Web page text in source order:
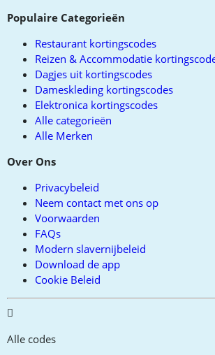
Populaire Categorieën
Restaurant kortingscodes
Reizen & Accommodatie
Dagjes uit kortingscodes
Dameskleding kortingscodes
Elektronica kortingscodes
Alle categorieën
Alle Merken
Over Ons
Privacybeleid
Neem contact met ons op
Voorwaarden
FAQs
Modern slavernijbeleid
Download de app
Cookie Beleid
Alle codes